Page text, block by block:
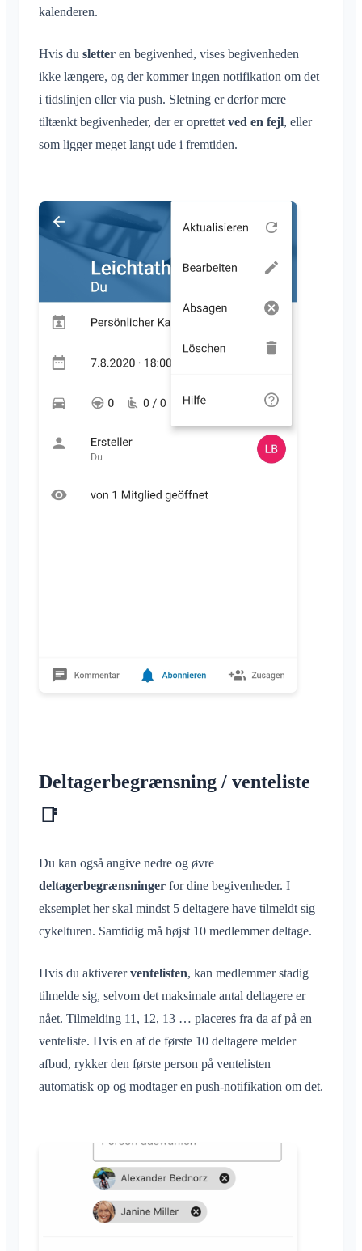
kalenderen.
Hvis du sletter en begivenhed, vises begivenheden
ikke længere, og der kommer ingen notifikation om det
i tidslinjen eller via push. Sletning er derfor mere
tiltænkt begivenheder, der er oprettetved en fejl, eller
som ligger meget langt ude i fremtiden.
Deltagerbegrænsning / venteliste
📑
Du kan også angive nedre og øvre
deltagerbegrænsninger for dine begivenheder. I
eksemplet her skal mindst 5 deltagere have tilmeldt sig
cykelturen. Samtidig må højst 10 medlemmer deltage.
Hvis du aktivererventelisten, kan medlemmer stadig
tilmelde sig, selvom det maksimale antal deltagere er
nået. Tilmelding 11, 12, 13 … placeres fra da af på en
venteliste. Hvis en af de første 10 deltagere melder
afbud, rykker den første person på ventelisten
automatisk op og modtager en push-notifikation om det.